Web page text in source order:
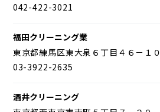
042-422-3021
福田クリーニング業
東京都練馬区東大泉６丁目４６－１０
03-3922-2635
酒井クリーニング